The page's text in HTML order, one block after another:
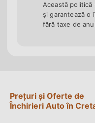
asigurări
română, asistență
Această
și garantează o
fără taxe de
Prețuri și Oferte de
Închirieri Auto în